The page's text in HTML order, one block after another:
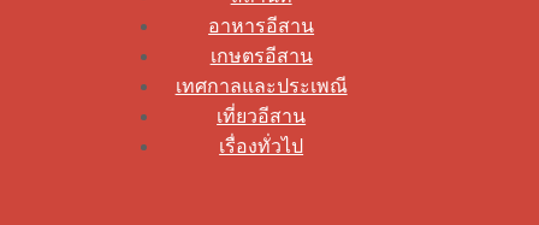
อาหารอีสาน
เกษตรอีสาน
เทศกาลและประเพณี
เที่ยวอีสาน
เรื่องทั่วไป